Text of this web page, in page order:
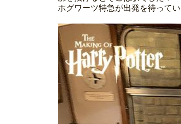
ホグワーツ特急が出発を待って